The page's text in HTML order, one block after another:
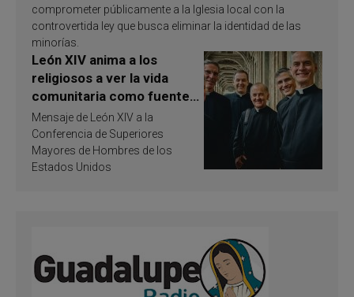
comprometer públicamente a la Iglesia local con la
controvertida ley que busca eliminar la identidad de las
minorías.
León XIV anima a los
religiosos a ver la vida
comunitaria como fuente
de inspiración y
santificación
Mensaje de León XIV a la
Conferencia de Superiores
Mayores de Hombres de los
Estados Unidos